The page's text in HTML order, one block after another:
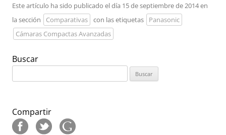
Este artículo ha sido publicado el día 15 de septiembre de 2014 en
la sección
Comparativas con las etiquetas
Panasonic
Cámaras Compactas Avanzadas
Buscar
Compartir